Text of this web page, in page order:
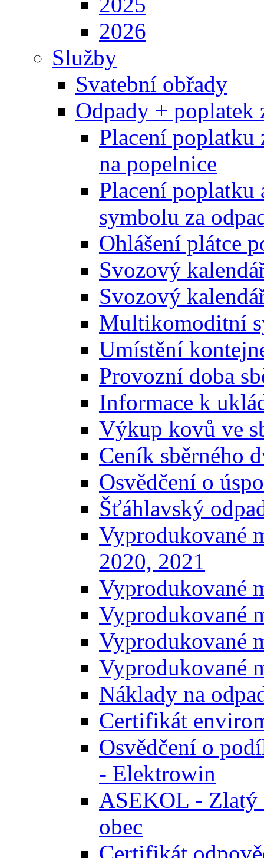
2026
Služby
Svatební obřady
Odpady + poplatek
Placení poplatku
na popelnice
Placení poplatku
symbolu za
Ohlášení plátce
Svozový
Svozový
Multikomoditní
Umístění
Provozní doba
Informace k
Výkup kovů ve
Ceník sběrného
Osvědčení o
Šťáhlavský
Vyprodukované
2020, 2021
Vyprodukované
Vyprodukované
Vyprodukované
Vyprodukované
Náklady na
Certifikát
Osvědčení o
- Elektrowin
ASEKOL -
obec
Certifikát